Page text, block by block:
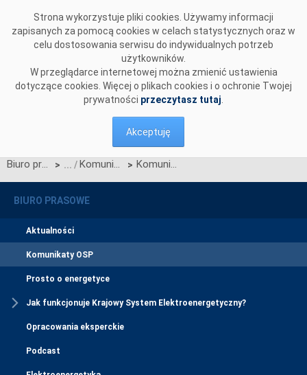
Strona wykorzystuje pliki cookies. Używamy informacji
zapisanych za pomocą cookies w celach statystycznych oraz w
celu dostosowania serwisu do indywidualnych potrzeb
użytkowników.
W przeglądarce internetowej można zmienić ustawienia
dotyczące cookies. Więcej o plikach cookies i o ochronie Twojej
prywatności przeczytasz tutaj
Akceptuję
Biuro prasowe > Komunikaty OSP > Komunikat dotyczący prawa do rekompensaty za redysponowanie nierynkowe instalacji fotowoltaicznych w dniach 10, 11, 12, 13, 14 i 15 czerwca 2025 r.
BIURO PRASOWE
Aktualności
Komunikaty OSP
Prosto o energetyce
Jak funkcjonuje Krajowy System Elektroenergetyczny?
Opracowania eksperckie
Podcast